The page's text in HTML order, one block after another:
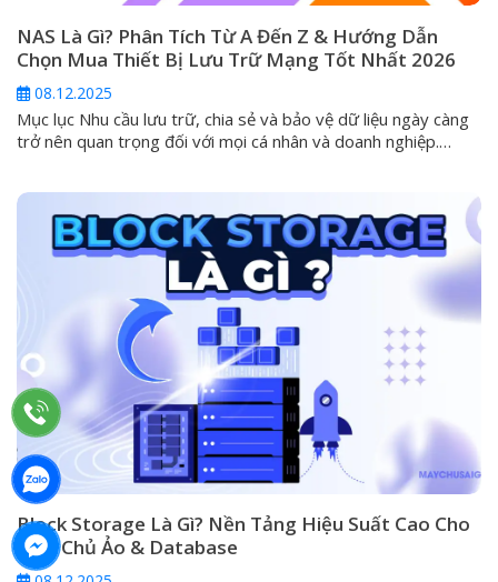
NAS Là Gì? Phân Tích Từ A Đến Z & Hướng Dẫn
Chọn Mua Thiết Bị Lưu Trữ Mạng Tốt Nhất 2026
08.12.2025
Mục lục Nhu cầu lưu trữ, chia sẻ và bảo vệ dữ liệu ngày càng
trở nên quan trọng đối với mọi cá nhân và doanh nghiệp.
khả...
Block Storage Là Gì? Nền Tảng Hiệu Suất Cao Cho
Máy Chủ Ảo & Database